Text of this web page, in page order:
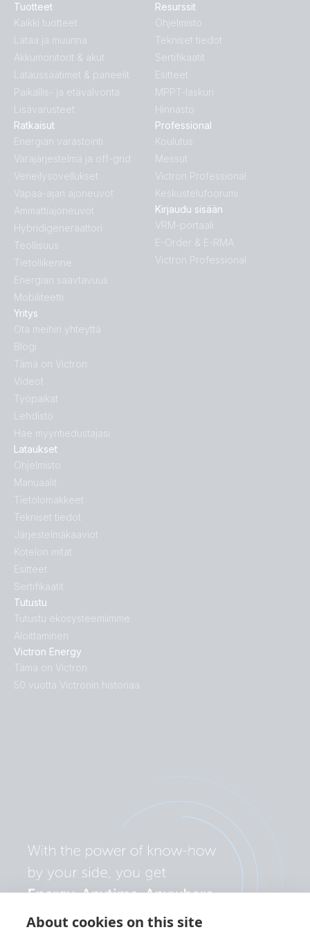
About cookies on this site
Tuotteet
Kaikki tuotteet
Lataa ja muunna
Akkumonitorit & akut
Lataussäätimet & paneelit
Paikallis- ja etävalvonta
Lisävarusteet
Tutustu
Tutustu ekosysteemiimme
Aloittaminen
Victron Energy
Tämä on Victron
50 vuotta Victronin historiaa
Lataukset
Ohjelmisto
Manuaalit
Tietolomakkeet
Tekniset tiedot
Järjestelmäkaaviot
Kotelon mitat
Esitteet
Sertifikaatit
Ratkaisut
Energian varastointi
Varajärjestelmä ja off-grid
Veneilysovellukset
Vapaa-ajan ajoneuvot
Ammattiajoneuvot
Hybridigeneraattori
Teollisuus
Tietoliikenne
Energian saavtavuus
Mobiliteetti
Yritys
Ota meihin yhteyttä
Blogi
Tämä on Victron
Videot
Työpaikat
Lehdistö
Hae myyntiedustajasi
Resurssit
Ohjelmisto
Tekniset tiedot
Sertifikaatit
Esitteet
MPPT-laskuri
Hinnasto
Professional
Koulutus
Messut
Victron Professional
Keskustelufoorumi
Kirjaudu sisään
VRM-portaali
E-Order & E-RMA
Victron Professional